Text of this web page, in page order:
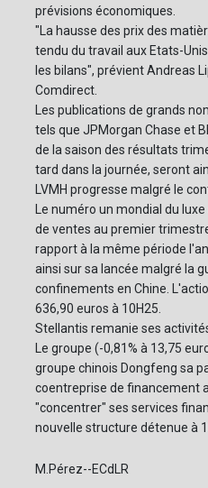
prévisions économiques.
"La hausse des prix des
tendu du travail aux Etats-
les bilans", prévient Andreas
Comdirect.
Les publications de grands
tels que JPMorgan Chase et
de la saison des résultats
tard dans la journée, seront
LVMH progresse malgré le
Le numéro un mondial du
de ventes au premier
rapport à la même période
ainsi sur sa lancée malgré la
confinements en Chine.
636,90 euros à 10H25.
Stellantis remanie ses
Le groupe (-0,81% à 13,75
groupe chinois Dongfeng sa
coentreprise de financement
"concentrer" ses services
nouvelle structure détenue à
M.Pérez--ECdLR